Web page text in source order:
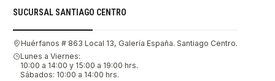
SUCURSAL SANTIAGO CENTRO
Huérfanos # 863 Local 13, Galería España. Santiago Centro.
Lunes a Viernes:
10:00 a 14:00 y 15:00 a 19:00 hrs.
Sábados: 10:00 a 14:00 hrs.